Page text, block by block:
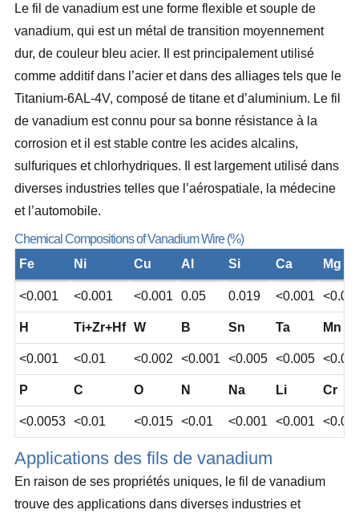
Le fil de vanadium est une forme flexible et souple de
vanadium, qui est un métal de transition moyennement
dur, de couleur bleu acier. Il est principalement utilisé
comme additif dans l’acier et dans des alliages tels que le
Titanium-6AL-4V, composé de titane et d’aluminium. Le fil
de vanadium est connu pour sa bonne résistance à la
corrosion et il est stable contre les acides alcalins,
sulfuriques et chlorhydriques. Il est largement utilisé dans
diverses industries telles que l’aérospatiale, la médecine
et l’automobile.
Chemical Compositions of Vanadium Wire (%)
Fe
Ni Cu Al Si Ca Mg
<0.001 <0.001 <0.001 0.05 0.019 <0.001
H Ti+Zr+Hf W B Sn Ta Mn
<0.001 <0.01 <0.002 <0.001 <0.005 <0.005
P C O N Na Li Cr
<0.0053 <0.01 <0.015 <0.01 <0.001 <0.001
Applications des fils de vanadium
En raison de ses propriétés uniques, le fil de vanadium
trouve des applications dans diverses industries et